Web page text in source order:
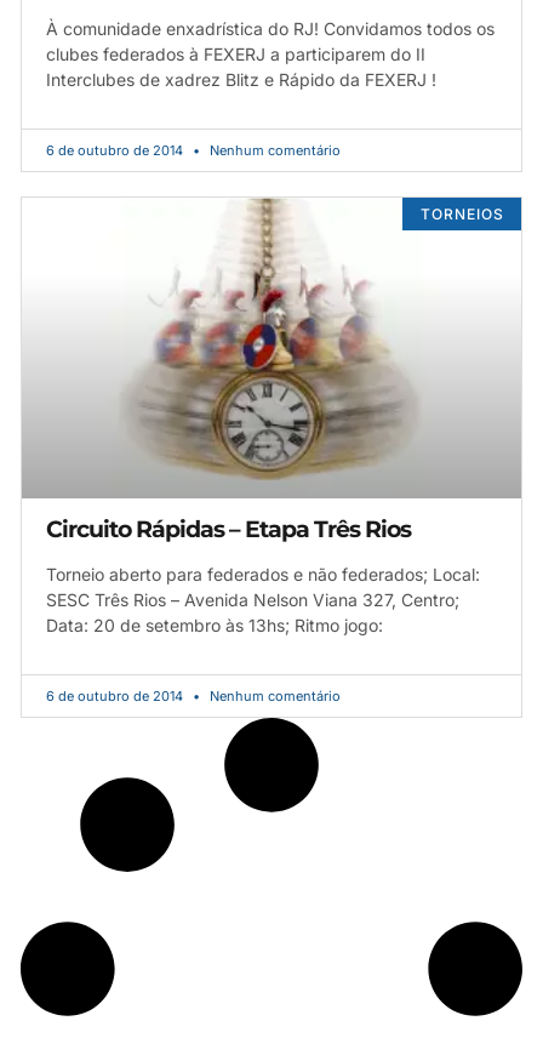
À comunidade enxadrística do RJ! Convidamos todos os
clubes federados à FEXERJ a participarem do II
Interclubes de xadrez Blitz e Rápido da FEXERJ !
6 de outubro de 2014 Nenhum comentário
TORNEIOS
Circuito Rápidas – Etapa Três Rios
Torneio aberto para federados e não federados; Local:
SESC Três Rios – Avenida Nelson Viana 327, Centro;
Data: 20 de setembro às 13hs; Ritmo jogo:
6 de outubro de 2014 Nenhum comentário